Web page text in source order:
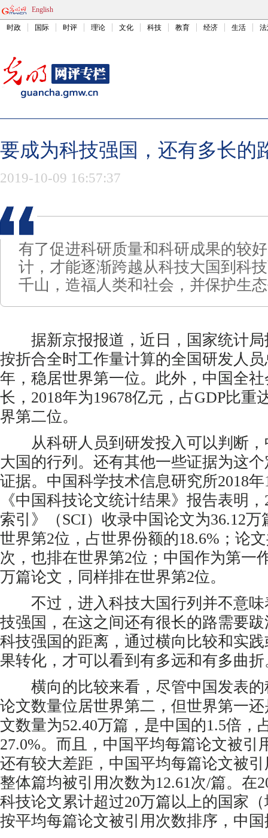
English
时政 国际 时评 理论 文化 科技 教育 经济 生活
要成为科技强国，还有多长的
2019-10-09 16:57:37
有了促进科研质量和科研成果的较
计，才能逐渐跨越从科技大国到科
千山，造福人类和社会，并保护生
据新京报报道，近日，国家统计局
按折合全时工作量计算的全国研发人员
年，稳居世界第一位。此外，中国全
长，2018年为19678亿元，占GDP比重
界第二位。
从科研人员到研发投入可以判断，
大国的行列。还有其他一些证据为这
证据。中国科学技术信息研究所2018
《中国科技论文统计结果》报告表明
索引》（SCI）收录中国论文为36.12
世界第2位，占世界份额的18.6%；论
次，也排在世界第2位；中国作为第一
万篇论文，同样排在世界第2位。
不过，进入科技大国行列并不意味
技强国，在这之间还有很长的路需要
科技强国的距离，通过横向比较和实
果转化，才可以看到有多远和有多曲折
横向的比较来看，尽管中国发表的
论文数量位居世界第二，但世界第一
文数量为52.40万篇，是中国的1.5倍，
27.0%。而且，中国平均每篇论文被引
还有较大差距，中国平均每篇论文被
整体篇均被引用次数为12.61次/篇。在
科技论文累计超过20万篇以上的国家
按平均每篇论文被引用次数排序，中